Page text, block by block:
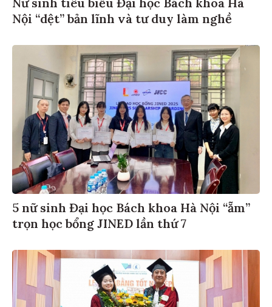
Nội “dệt” bản lĩnh và tư duy làm nghề
5 nữ sinh Đại học Bách khoa Hà Nội “ẵm”
trọn học bổng JINED lần thứ 7